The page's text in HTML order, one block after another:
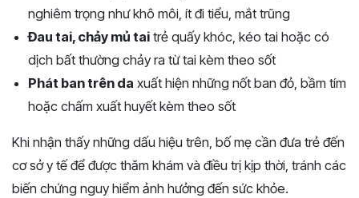
nghiêm trọng như khô môi, ít đi tiểu, mắt trũng
Đau tai, chảy mủ tai trẻ quấy khóc, kéo tai hoặc có
dịch bất thường chảy ra từ tai kèm theo sốt
Phát ban trên da xuất hiện những nốt ban đỏ, bầm tím
hoặc chấm xuất huyết kèm theo sốt
Khi nhận thấy những dấu hiệu trên, bố mẹ cần đưa trẻ đến
cơ sở y tế để được thăm khám và điều trị kịp thời, tránh các
biến chứng nguy hiểm ảnh hưởng đến sức khỏe.